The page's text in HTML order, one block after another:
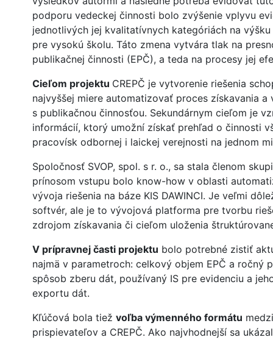
podporu vedeckej činnosti bolo zvýšenie vplyvu
jednotlivých jej kvalitatívnych kategóriách na
pre vysokú školu. Táto zmena vytvára tlak na
publikačnej činnosti (EPČ), a teda na procesy jej
Cieľom projektu CREPČ je vytvorenie riešenia
najvyššej miere automatizovať proces získavania
s publikačnou činnosťou. Sekundárnym cieľom je
informácií, ktorý umožní získať prehľad o činnosti
pracovísk odbornej i laickej verejnosti na jednom
Spoločnosť SVOP, spol. s r. o., sa stala členom
prínosom vstupu bolo know-how v oblasti
vývoja riešenia na báze KIS DAWINCI. Je veľmi
softvér, ale je to vývojová platforma pre tvorbu
zdrojom získavania či cieľom uloženia
V prípravnej časti projektu bolo potrebné zistiť
najmä v parametroch: celkový objem EPČ a ročný
spôsob zberu dát, používaný IS pre evidenciu a
exportu dát.
Kľúčová bola tiež voľba výmenného formátu
prispievateľov a CREPČ. Ako najvhodnejší sa